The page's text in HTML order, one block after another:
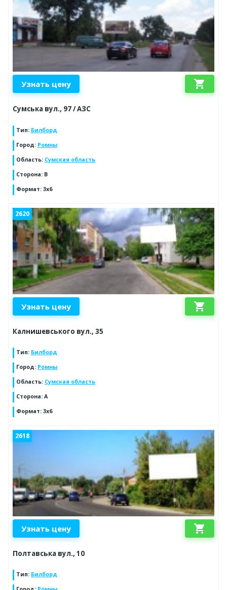
Узнать цену shopping_cart
Сумська вул., 97 / АЗС
Тип: Билборд
Город: Ромны
Область: Сумская область
Сторона: B
Формат: 3х6
2620
Узнать цену shopping_cart
Калнишевського вул., 35
Тип: Билборд
Город: Ромны
Область: Сумская область
Сторона: А
Формат: 3x6
2618
Узнать цену shopping_cart
Полтавська вул., 10
Тип: Билборд